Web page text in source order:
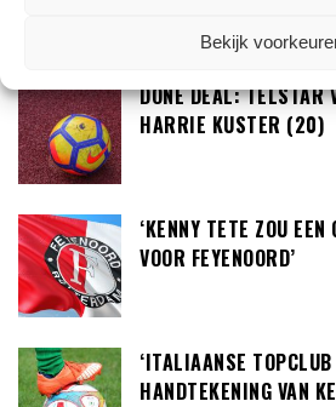
Bekijk
LAATSTE
DONE DEAL: TELSTAR
HARRIE KUSTER (20)
‘KENNY TETE ZOU
VOOR FEYENOORD’
‘ITALIAANSE
HANDTEKENING VAN